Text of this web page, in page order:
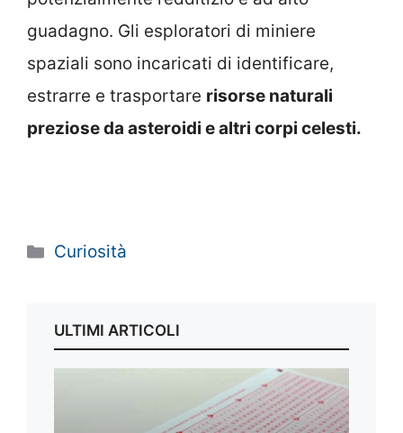
guadagno. Gli esploratori di miniere
spaziali sono incaricati di identificare,
estrarre e trasportare risorse naturali
preziose da asteroidi e altri corpi celesti.
Categorie
Curiosità
ULTIMI ARTICOLI